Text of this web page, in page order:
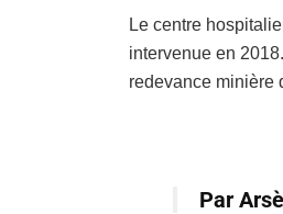
Le centre
intervenue en
redevance minière
Par